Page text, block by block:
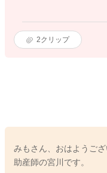
2クリップ
みもさん、おはようござ
助産師の宮川です。